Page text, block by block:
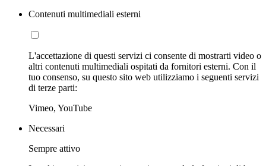
Contenuti multimediali esterni
L'accettazione di questi servizi ci consente di mostrarti video o
altri contenuti multimediali ospitati da fornitori esterni. Con il
tuo consenso, su questo sito web utilizziamo i seguenti servizi
di terze parti:
Vimeo, YouTube
Necessari
Sempre attivo